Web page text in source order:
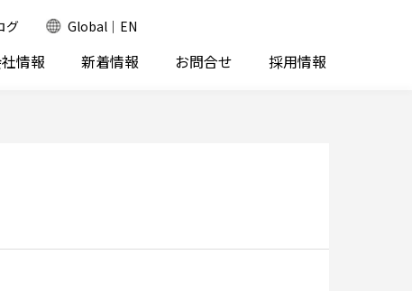
グ Global｜EN
情報 新着情報 お問合せ 採用情報